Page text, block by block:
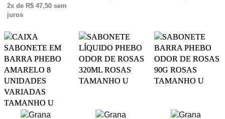
2x de R$ 47,50 sem
juros